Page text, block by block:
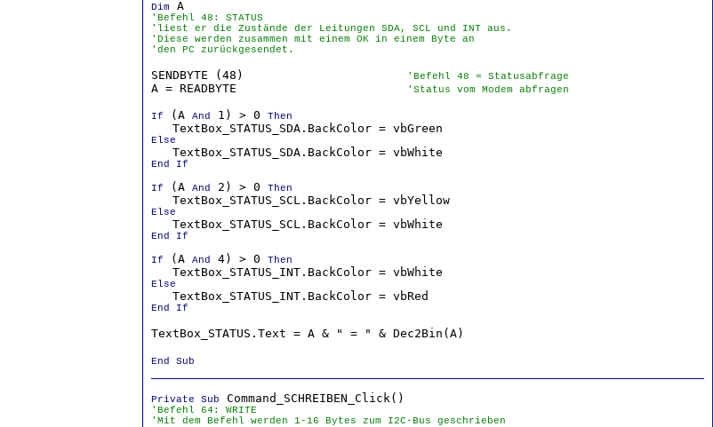
Dim
'Befehl 48: STATUS
'liest er die Zustände der Leitungen SDA, SCL und INT aus.
'Diese werden zusammen mit einem OK in einem Byte an
'den PC zurückgesendet.
SENDBYTE (48) 'Befehl 48 = Statusabfrage
A = READBYTE 'Status vom Modem abfragen
If (A And 1) > 0 Then
Else
End If
If (A And 2) > 0 Then
Else
End If
If (A And 4) > 0 Then
Else
End If
TextBox_STATUS.Text = A & " = " & Dec2Bin(A)
End Sub
Private Sub
'Befehl 64: WRITE
'Mit dem Befehl werden 1-16 Bytes zum I2C-Bus geschrieben